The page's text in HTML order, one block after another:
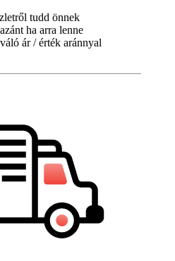
tudd önnek
ha arra lenne
ár / érték aránnyal